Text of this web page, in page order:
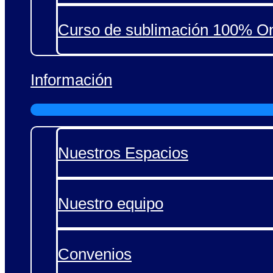
Curso de sublimación 100%
Información
Nuestros Espacios
Nuestro equipo
Convenios